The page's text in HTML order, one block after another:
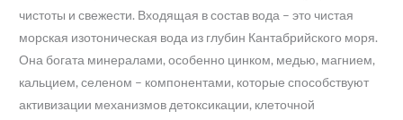
чистоты и свежести. Входящая в состав вода – это чистая
морская изотоническая вода из глубин Кантабрийского моря.
Она богата минералами, особенно цинком, медью, магнием,
кальцием, селеном – компонентами, которые способствуют
активизации механизмов детоксикации, клеточной